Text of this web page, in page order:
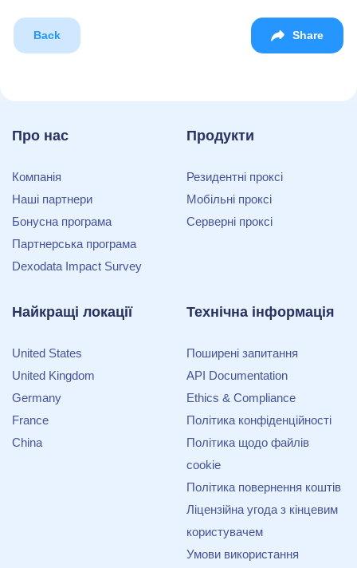
Back Share
Про нас
Компанія
Наші партнери
Бонусна програма
Партнерська програма
Dexodata Impact Survey
Продукти
Резидентні проксі
Мобільні проксі
Серверні проксі
Найкращі локації
United States
United Kingdom
Germany
France
China
Технічна інформація
Поширенi запитання
API Documentation
Ethics & Compliance
Політика конфіденційності
Політика щодо файлів
cookie
Політика повернення коштів
Ліцензійна угода з кінцевим
користувачем
Умови використання